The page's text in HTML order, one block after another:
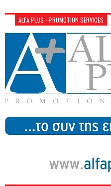
ALFA PLUS - PROMOTION SERVICES